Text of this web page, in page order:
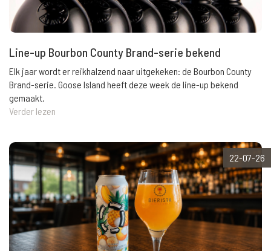
Line-up Bourbon County Brand-serie bekend
Elk jaar wordt er reikhalzend naar uitgekeken: de Bourbon County
Brand-serie. Goose Island heeft deze week de line-up bekend
gemaakt.
Verder lezen
22-07-26